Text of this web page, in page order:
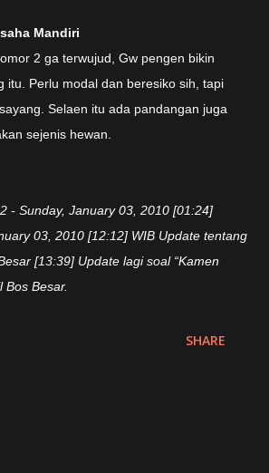
Mandiri
2 ga terwujud, Gw pengen bikin
itu. Perlu modal dan beresiko sih, tapi
Selaen itu ada pandangan juga
sejenis hewan.
- Sunday, January 03, 2010 [01:24]
03, 2010 [12:12] WIB Update tentang
[13:39] Update lagi soal “Kamen
Bos Besar.
SHARE